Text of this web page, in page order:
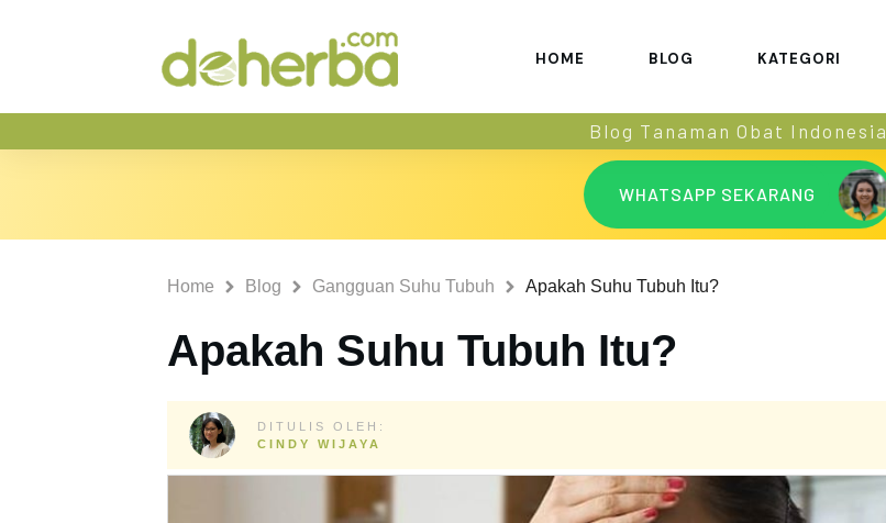
HOME BLOG KATEGORI
Blog Tanaman Obat Indonesia
WHATSAPP SEKARANG
Home Blog Gangguan Suhu Tubuh Apakah Suhu Tubuh Itu?
Apakah Suhu Tubuh Itu?
DITULIS OLEH:
CINDY WIJAYA